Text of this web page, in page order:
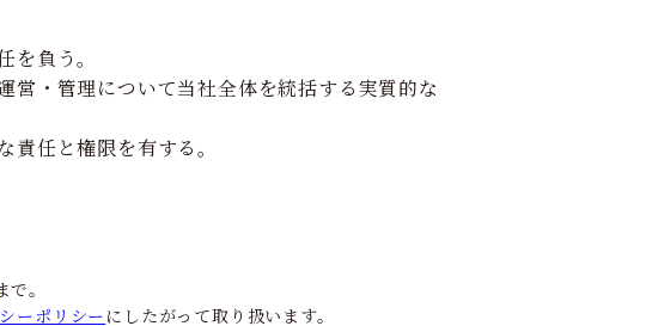
負う。
営・管理について当社全体を統括する実質的な
任と権限を有する。
で。
ーポリシー にしたがって取り扱います。